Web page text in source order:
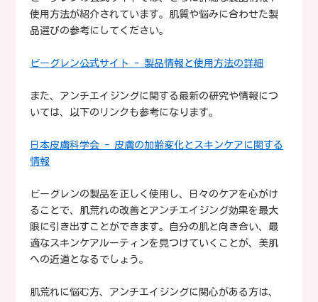
使用方法が紹介されています。肌質や悩みに合わせた製
品選びの参考にしてください。
ビーグレン公式サイト - 製品情報と使用方法の詳細
また、アンチエイジングに関する最新の研究や情報につ
いては、以下のリンクも参考になります。
日本皮膚科学会 - 皮膚の加齢変化とスキンケアに関する
情報
ビーグレンの製品を正しく使用し、日々のケアを心がけ
ることで、肌荒れの改善とアンチエイジング効果を最大
限に引き出すことができます。自分の肌と向き合い、最
適なスキンケアルーティンを見つけていくことが、美肌
への近道となるでしょう。
肌荒れに悩む方、アンチエイジングに関心がある方は、